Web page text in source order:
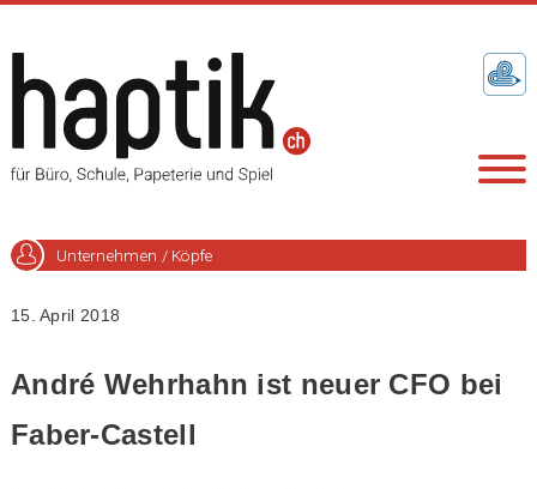
Unternehmen / Köpfe
15. April 2018
André Wehrhahn ist neuer CFO bei
Faber-Castell